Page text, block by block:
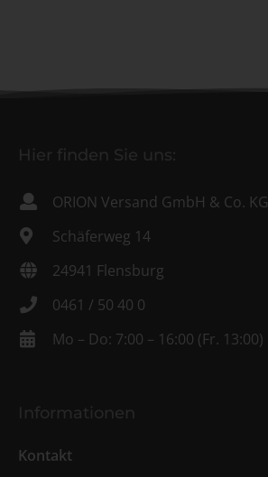
Hier finden Sie uns:
ORION Versand GmbH & Co. KG
Schäferweg 14
24941 Flensburg
0461 / 50 40 0
Mo – Do: 7:00 – 16:00 (Fr. 13:00)
Informationen
Kontakt